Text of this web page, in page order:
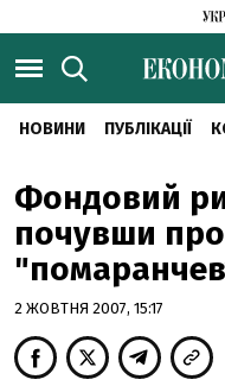
НОВИНИ ПУБЛІКАЦІЇ
Фондовий
почувши
2 ЖОВТНЯ 2007, 15:17